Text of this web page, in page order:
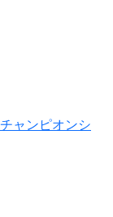
ャンピオンシ